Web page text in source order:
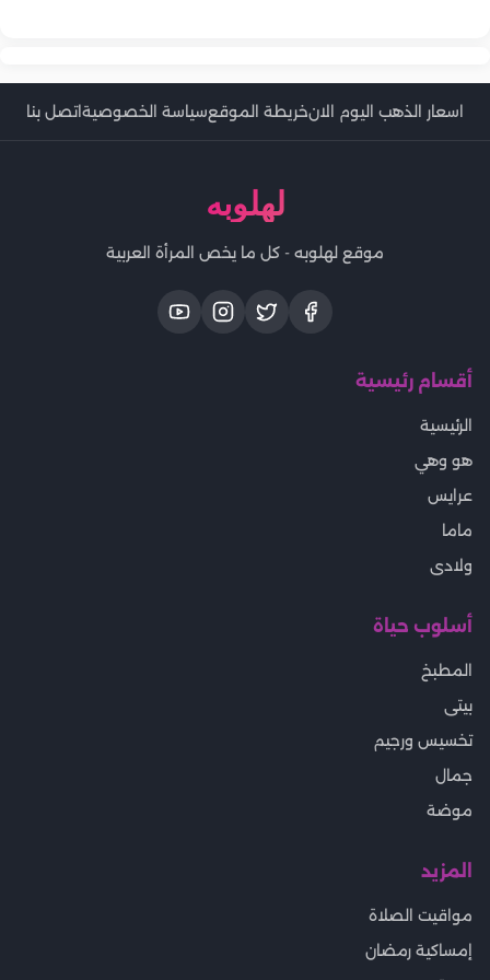
اسعار الذهب اليوم الانخريطة الموقعسياسة الخصوصيةاتصل بنا
لهلوبه
موقع لهلوبه - كل ما يخص المرأة العربية
أقسام رئيسية
الرئيسية
هو وهي
عرايس
ماما
ولادى
أسلوب حياة
المطبخ
بيتى
تخسيس ورجيم
جمال
موضة
المزيد
مواقيت الصلاة
إمساكية رمضان